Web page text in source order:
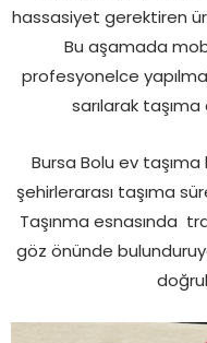
hassasiyet gerektiren
Bu aşamada
profesyonelce
sarılarak
Bursa Bolu ev
şehirlerarası taşıma
Taşınma esnasında
göz önünde